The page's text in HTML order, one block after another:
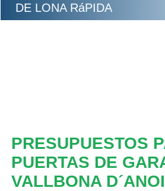
DE LONA RáPIDA
PRESUPUESTOS
PUERTAS DE
VALLBONA